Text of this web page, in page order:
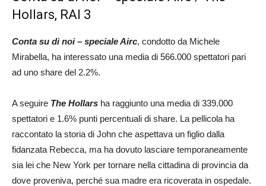
Hollars, RAI 3
Conta su di noi – speciale Airc, condotto da Michele
Mirabella, ha interessato una media di 566.000 spettatori pari
ad uno share del 2.2%.
A seguire The Hollars ha raggiunto una media di 339.000
spettatori e 1.6% punti percentuali di share. La pellicola ha
raccontato la storia di John che aspettava un figlio dalla
fidanzata Rebecca, ma ha dovuto lasciare temporaneamente
sia lei che New York per tornare nella cittadina di provincia da
dove proveniva, perché sua madre era ricoverata in ospedale.